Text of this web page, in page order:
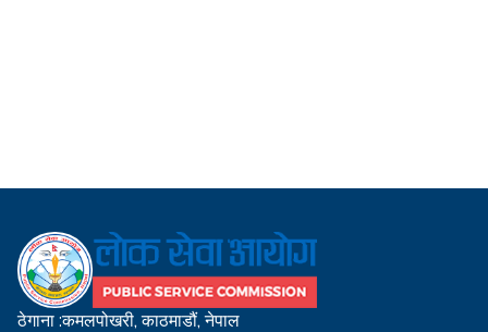
ठेगाना :कमलपोखरी, काठमाडौं, नेपाल